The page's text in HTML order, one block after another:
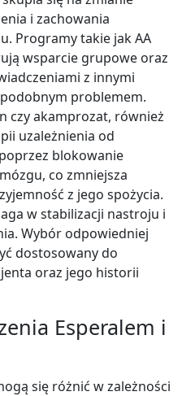
i zachowania
Programy takie jak AA
wsparcie grupowe oraz
z innymi
problemem.
czy akamprozat, również
uzależnienia od
blokowanie
co zmniejsza
z jego spożycia.
w stabilizacji nastroju i
Wybór odpowiedniej
dostosowany do
oraz jego historii
Esperalem i
się różnić w zależności